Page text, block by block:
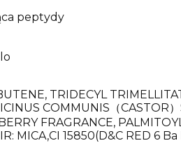
peptydy
TRIDECYL
COMMUNIS（CASTOR
FRAGRANCE,
MICA,CI 15850(D&C RED 6 Ba